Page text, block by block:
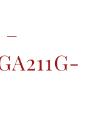
–